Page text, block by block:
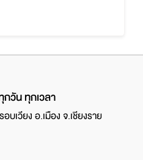
กวัน ทุกเวลา
บเวียง อ.เมือง จ.เชียงราย